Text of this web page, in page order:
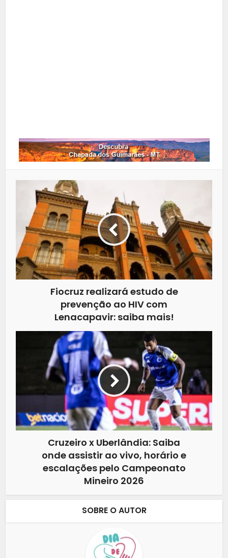
Fiocruz realizará estudo de
prevenção ao HIV com
Lenacapavir: saiba mais!
Cruzeiro x Uberlândia: Saiba
onde assistir ao vivo, horário e
escalações pelo Campeonato
Mineiro 2026
SOBRE O AUTOR